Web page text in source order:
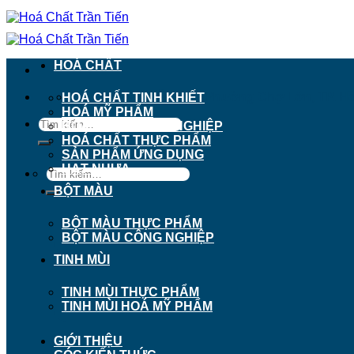
Chuyển
đến
nội
911 - 913 Nguyễn Trãi, Phường Chợ Lớn, TP.
Tìm
kiếm:
Tìm
kiếm:
HOÁ CHẤT
HOÁ CHẤT TINH KHIẾT
HOÁ MỸ PHẨM
HOÁ CHẤT CÔNG NGHIỆP
HOÁ CHẤT THỰC PHẨM
SẢN PHẨM ỨNG DỤNG
HẠT NHỰA
BỘT MÀU
BỘT MÀU THỰC PHẨM
BỘT MÀU CÔNG NGHIỆP
TINH MÙI
TINH MÙI THỰC PHẨM
TINH MÙI HOÁ MỸ PHẨM
GIỚI THIỆU